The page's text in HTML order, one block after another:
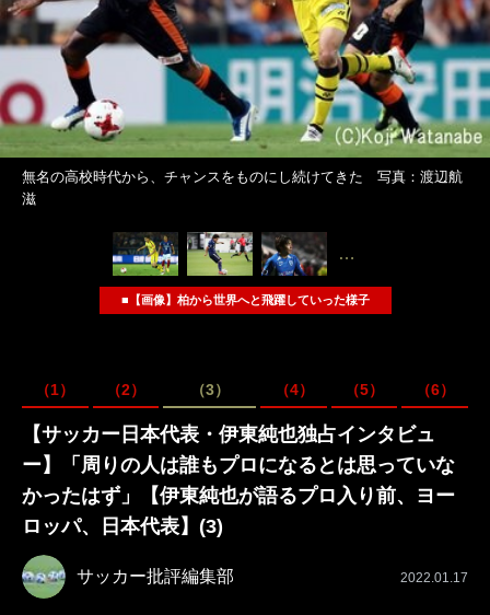
無名の高校時代から、チャンスをものにし続けてきた 写真：渡辺航
滋
…
■【画像】柏から世界へと飛躍していった様子
（1） （2） （3） （4） （5） （6）
【サッカー日本代表・伊東純也独占インタビュ
ー】「周りの人は誰もプロになるとは思っていな
かったはず」【伊東純也が語るプロ入り前、ヨー
ロッパ、日本代表】(3)
サッカー批評編集部 2022.01.17